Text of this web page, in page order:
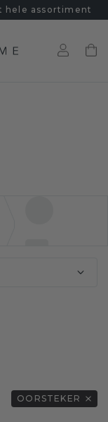
hele assortiment
OORSTEKER